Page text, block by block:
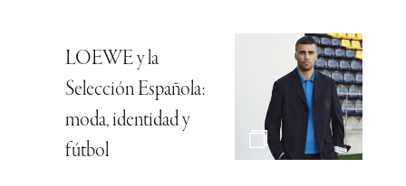
LOEWE y la
Selección Española:
moda, identidad y
fútbol